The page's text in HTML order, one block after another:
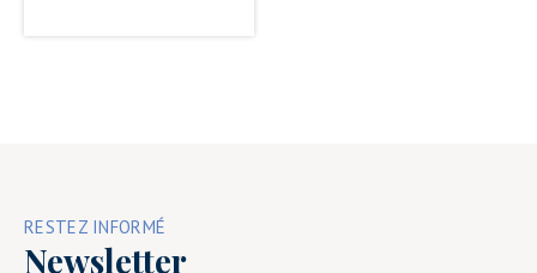
RESTEZ INFORMÉ
Newsletter